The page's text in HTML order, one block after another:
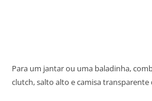
Para um jantar ou uma baladinha,
clutch, salto alto e camisa transparente